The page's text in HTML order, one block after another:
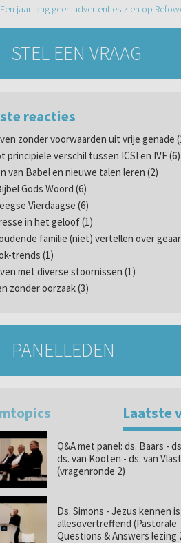
Een jaar lang geen advertenties zien op
STEL EEN VRAAG
reacties
zonder voorwaarden uit vrije genade
principiële verschil tussen ICSI en IVF (6)
van Babel en nieuwe talen leren (2)
Gods Woord (6)
Vierdaagse (6)
in het geloof (1)
familie (niet) vertellen over
trends (1)
met diverse stoornissen (1)
zonder oorzaak (3)
PANELLEDEN
Laatste
Q&A met panel: ds. Baars -
ds. van Kooten - ds. van
(vragenronde 2)
Ds. Simons - Jezus kennen is
allesovertreffend (Pastorale
Questions & Answers lezing